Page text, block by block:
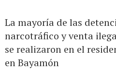
La mayoría de las
narcotráfico y venta
se realizaron en el
en Bayamón